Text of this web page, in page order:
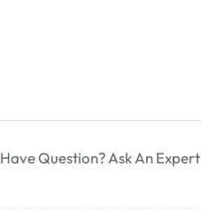
Have Question? Ask An Expert